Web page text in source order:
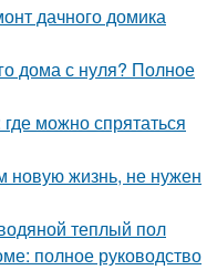
дачного домика
дома с нуля? Полное
можно спрятаться
новую жизнь, не нужен
теплый пол
полное руководство